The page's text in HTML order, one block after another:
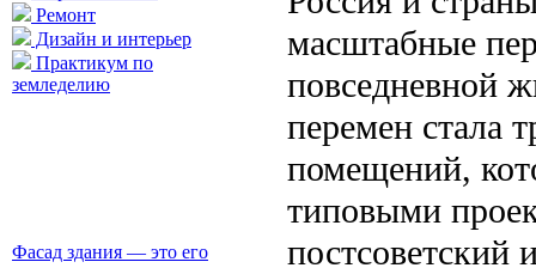
Ремонт
Дизайн и интерьер
Практикум по
земледелию
Фасад здания — это его
масштабные
повседневной
перемен стала
помещений,
типовыми
постсоветский